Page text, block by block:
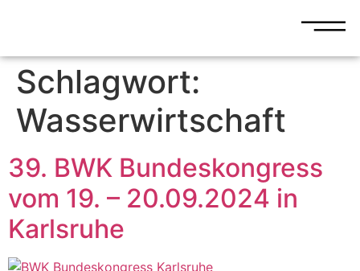
Schlagwort:
Wasserwirtschaft
39. BWK Bundeskongress
vom 19. – 20.09.2024 in
Karlsruhe